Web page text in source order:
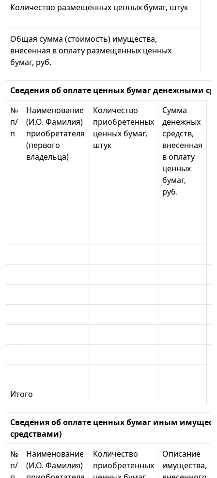
Количество размещенных ценных бумаг, штук
Общая сумма (стоимость) имущества,
внесенная в оплату размещенных ценных
бумаг, руб.
Сведения об оплате ценных бумаг денежными
№
п/
п
Наименование
(И.О. Фамилия)
приобретателя
(первого
владельца)
Количество
приобретенных
ценных бумаг,
штук
Сумма
денежных
средств,
внесенная
в оплату
ценных
бумаг,
руб.
Итого
Сведения об оплате ценных бумаг иным
средствами)
№
п/
Наименование
(И.О. Фамилия)
Количество
приобретенных
Описание
имущества,